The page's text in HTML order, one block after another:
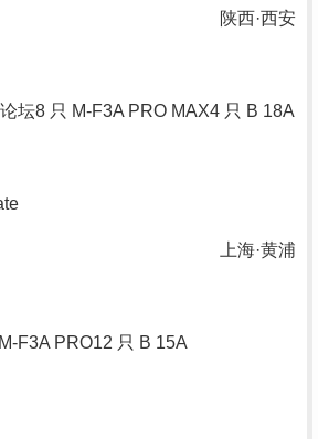
陕西·西安
坛8 只 M-F3A PRO MAX4 只 B 18A
上海·黄浦
M-F3A PRO12 只 B 15A